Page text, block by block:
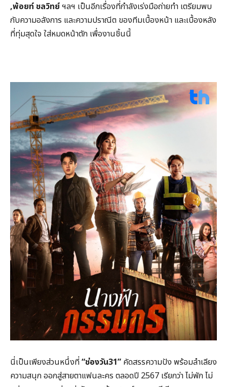
,พ้อยท์ ชลวิทย์ฯลฯ เป็นอีกเรื่องที่กำลังเร่งมือถ่ายทำ เตรียมพบ
กับความอลังการ และความปราณีต ของทีมเบื้องหน้า และเบื้องหลัง
ที่ทุ่มสุดใจ ใส่หมดหน้าตัก เพื่องานชิ้นนี้
นี่เป็นเพียงส่วนหนึ่งที่“ช่องวัน31” คัดสรรความปัง พร้อมลำเลียง
ความสนุก ออกสู่สายตาแฟนละคร ตลอดปี 2567 เรียกว่า ไม่พัก ไม่